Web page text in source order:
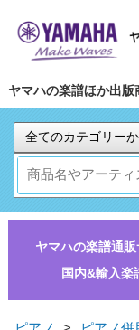
ヤマハの楽譜ほか出版
ヤマハの楽譜通販
国内&輸入楽